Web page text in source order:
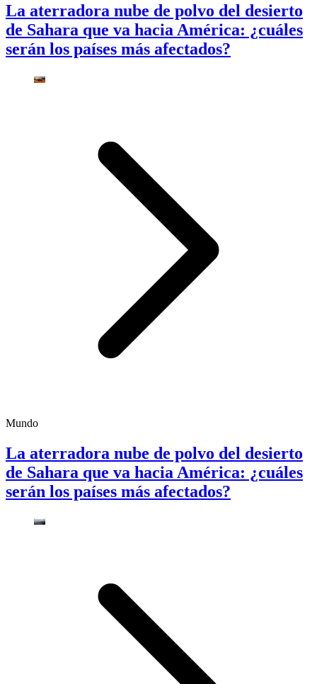
La aterradora nube de polvo del desierto
de Sahara que va hacia América: ¿cuáles
serán los países más afectados?
Mundo
La aterradora nube de polvo del desierto
de Sahara que va hacia América: ¿cuáles
serán los países más afectados?